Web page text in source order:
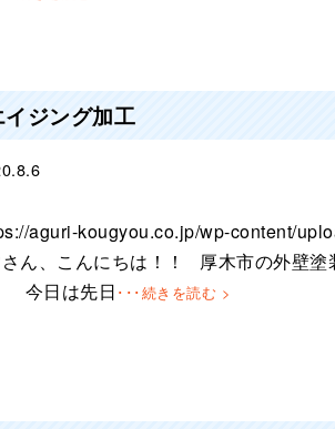
イジング加工
aguri-kougyou.co.jp/wp-content/
ん、こんにちは！！ 厚木市の外壁
今日は先日 ･･･続きを読む >